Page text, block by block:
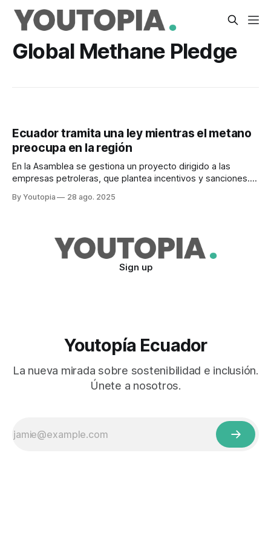
Global Methane Pledge
Ecuador tramita una ley mientras el metano
preocupa en la región
En la Asamblea se gestiona un proyecto dirigido a las
empresas petroleras, que plantea incentivos y sanciones.
By Youtopia 28 ago. 2025
Sign up
Youtopía Ecuador
La nueva mirada sobre sostenibilidad e inclusión.
Únete a nosotros.